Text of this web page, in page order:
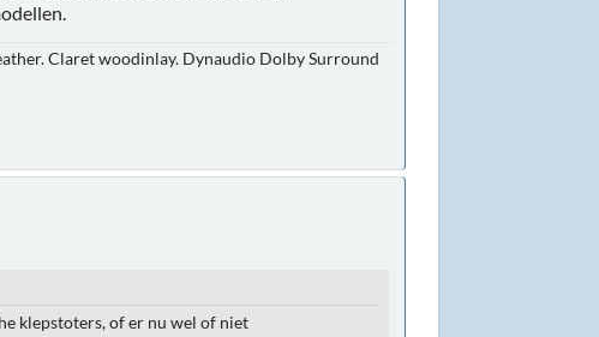
Claret woodinlay. Dynaudio Dolby Surround
klepstoters, of er nu wel of niet